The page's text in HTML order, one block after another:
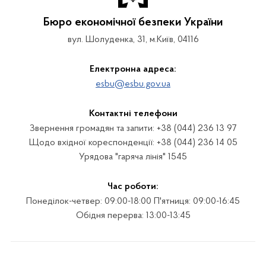
Бюро економічної безпеки України
вул. Шолуденка, 31, м.Київ, 04116
Електронна адреса:
esbu@esbu.gov.ua
Контактні телефони
Звернення громадян та запити: +38 (044) 236 13 97
Щодо вхідної кореспонденції: +38 (044) 236 14 05
Урядова "гаряча лінія" 1545
Час роботи:
Понеділок-четвер: 09:00-18:00 П'ятниця: 09:00-16:45
Обідня перерва: 13:00-13:45